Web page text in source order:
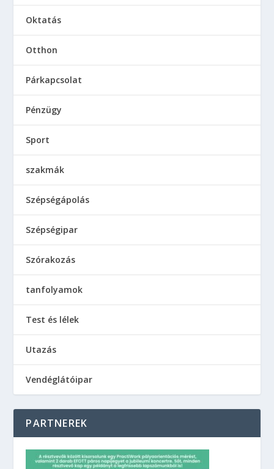
Oktatás
Otthon
Párkapcsolat
Pénzügy
Sport
szakmák
Szépségápolás
Szépségipar
Szórakozás
tanfolyamok
Test és lélek
Utazás
Vendéglátóipar
PARTNEREK